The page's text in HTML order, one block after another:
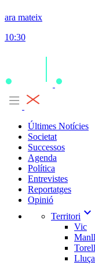
ara mateix
10:30
Últimes Notícies
Societat
Successos
Agenda
Política
Entrevistes
Reportatges
Opinió
Territori expand_more
Vic